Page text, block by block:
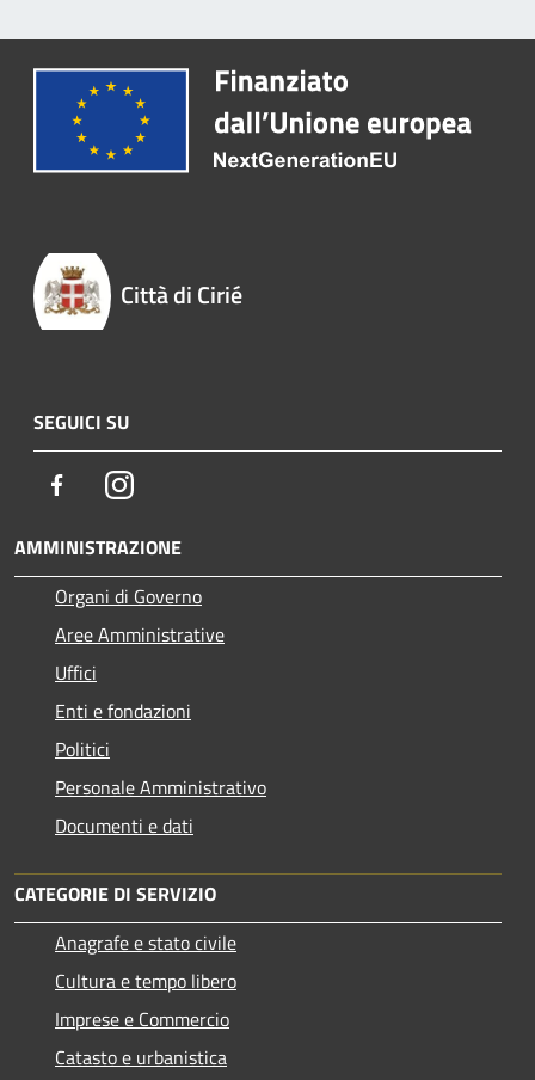
Città di Cirié
SEGUICI SU
FacebookInstagram
AMMINISTRAZIONE
Organi di Governo
Aree Amministrative
Uffici
Enti e fondazioni
Politici
Personale Amministrativo
Documenti e dati
CATEGORIE DI SERVIZIO
Anagrafe e stato civile
Cultura e tempo libero
Imprese e Commercio
Catasto e urbanistica